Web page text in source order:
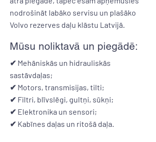
nodrošināt labāko servisu un plašāko
Volvo rezerves daļu klāstu Latvijā.
Mūsu noliktavā un piegādē:
✔ Mehāniskās un hidrauliskās
sastāvdaļas;
✔ Motors, transmisijas, tilti;
✔ Filtri, blīvslēgi, gultņi, sūkņi;
✔ Elektronika un sensori;
✔ Kabīnes daļas un ritošā daļa.